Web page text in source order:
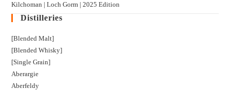
Kilchoman | Loch Gorm​ | 2025 Edition
Distilleries
[Blended Malt]
[Blended Whisky]
[Single Grain]
Aberargie
Aberfeldy